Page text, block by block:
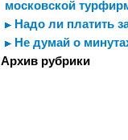
московской
Надо ли платить
Не думай о
Архив рубрики